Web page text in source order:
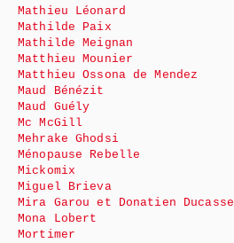
Mathieu Léonard
Mathilde Paix
Mathilde Meignan
Matthieu Mounier
Matthieu Ossona de Mendez
Maud Bénézit
Maud Guély
Mc McGill
Mehrake Ghodsi
Ménopause Rebelle
Mickomix
Miguel Brieva
Mira Garou et Donatien Ducasse
Mona Lobert
Mortimer